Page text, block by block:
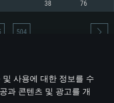
사용에 대한 정보를 수
과 콘텐츠 및 광고를 개
드라이버를 지원하는 NVIDIA
지며 최신 그래픽 드라이버를
지원 해상도 720p) 이상
38 76
504